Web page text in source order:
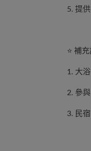
5. 提
⭐️ 補
1. 大
2. 參
3. 民